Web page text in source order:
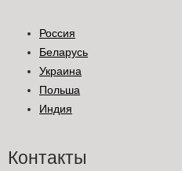
Россия
Беларусь
Украина
Польша
Индия
Контакты